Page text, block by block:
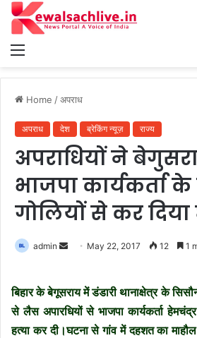
Menu
Home /अपराध
अपराध देश ब्रेकिंग न्यूज़ राज्य
अपराधियों ने
भाजपा कार्यकर्ता
गोलियों से कर
admin
Send May 22, 2017 12 1
बिहार के बेगूसराय में डंडारी थानाक्षेत्र के
से लैस अपारधियों से भाजपा कार्यकर्ता
हत्या कर दी।घटना से गांव में दहशत का